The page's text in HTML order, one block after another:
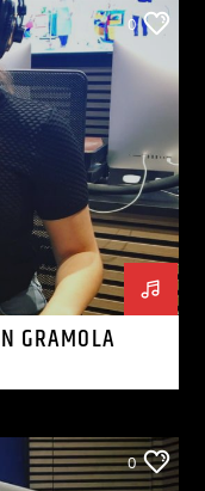
0
GRAMOLA
0